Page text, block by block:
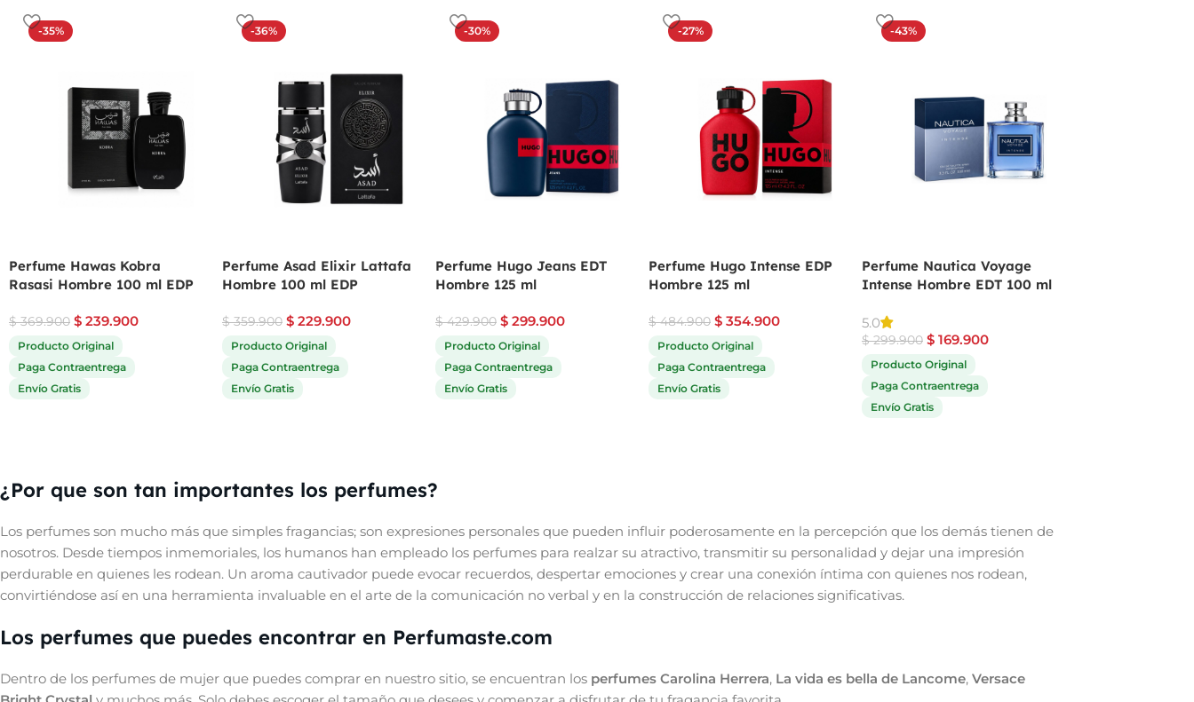
-35%
Perfume Hawas Kobra
Rasasi Hombre 100 ml EDP
$369.900 $ 239.900
Producto Original
Paga Contraentrega
Envío Gratis
-36%
Perfume Asad Elixir Lattafa
Hombre 100 ml EDP
$359.900 $ 229.900
Producto Original
Paga Contraentrega
Envío Gratis
-30%
Perfume Hugo Jeans EDT
Hombre 125 ml
$429.900 $ 299.900
Producto Original
Paga Contraentrega
Envío Gratis
-27%
Perfume Hugo Intense EDP
Hombre 125 ml
$484.900 $ 354.900
Producto Original
Paga Contraentrega
Envío Gratis
-43%
Perfume Nautica Voyage
Intense Hombre EDT 100 ml
5.0
$299.900 $ 169.900
Producto Original
Paga Contraentrega
Envío Gratis
¿Por que son tan importantes los perfumes?
Los perfumes son mucho más que simples fragancias; son expresiones personales que pueden influir poderosamente en la percepción que los demás tienen de
nosotros. Desde tiempos inmemoriales, los humanos han empleado los perfumes para realzar su atractivo, transmitir su personalidad y dejar una impresión
perdurable en quienes les rodean. Un aroma cautivador puede evocar recuerdos, despertar emociones y crear una conexión íntima con quienes nos rodean,
convirtiéndose así en una herramienta invaluable en el arte de la comunicación no verbal y en la construcción de relaciones significativas.
Los perfumes que puedes encontrar en Perfumaste.com
Dentro de los perfumes de mujer que puedes comprar en nuestro sitio, se encuentran los perfumes Carolina Herrera, La vida es bella de Lancome, Versace